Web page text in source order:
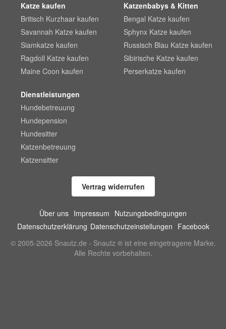
Katze kaufen
Britisch Kurzhaar kaufen
Savannah Katze kaufen
Siamkatze kaufen
Ragdoll Katze kaufen
Maine Coon kaufen
Katzenbabys & Kitten
Bengal Katze kaufen
Sphynx Katze kaufen
Russisch Blau Katze kaufen
Sibirische Katze kaufen
Perserkatze kaufen
Dienstleistungen
Hundebetreuung
Hundepension
Hundesitter
Katzenbetreuung
Katzensitter
Vertrag widerrufen
Über uns Impressum Nutzungsbedingungen
Datenschutzerklärung Datenschutzeinstellungen Facebook
© 2005-2026 Snautz.de - Snautz ® ist eine eingetragene Marke.
Alle Rechte vorbehalten.